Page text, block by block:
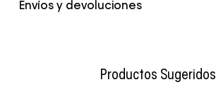
Envíos y devoluciones
Productos Sugeridos